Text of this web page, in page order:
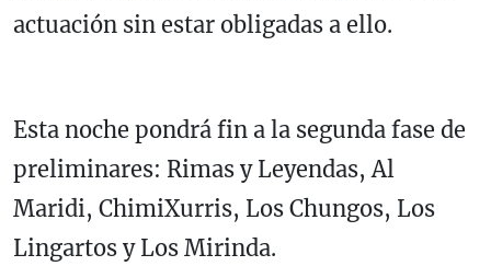
actuación sin estar obligadas a ello.
Esta noche pondrá fin a la segunda fase de
preliminares: Rimas y Leyendas, Al
Maridi, ChimiXurris, Los Chungos, Los
Lingartos y Los Mirinda.